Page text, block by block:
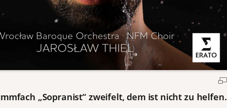
„Sopranist“ zweifelt, dem ist nicht zu helfen.